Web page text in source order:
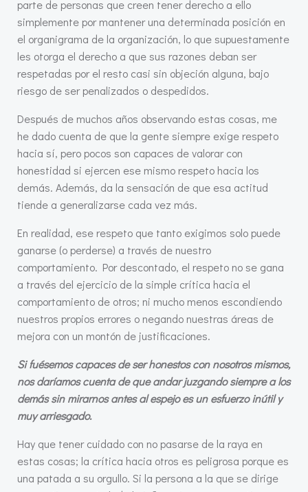
parte de personas que creen tener derecho a ello
simplemente por mantener una determinada posición en
el organigrama de la organización, lo que supuestamente
les otorga el derecho a que sus razones deban ser
respetadas por el resto casi sin objeción alguna, bajo
riesgo de ser penalizados o despedidos.
Después de muchos años observando estas cosas, me
he dado cuenta de que la gente siempre exige respeto
hacia sí, pero pocos son capaces de valorar con
honestidad si ejercen ese mismo respeto hacia los
demás. Además, da la sensación de que esa actitud
tiende a generalizarse cada vez más.
En realidad, ese respeto que tanto exigimos solo puede
ganarse (o perderse) a través de nuestro
comportamiento. Por descontado, el respeto no se gana
a través del ejercicio de la simple crítica hacia el
comportamiento de otros; ni mucho menos escondiendo
nuestros propios errores o negando nuestras áreas de
mejora con un montón de justificaciones.
Si fuésemos capaces de ser honestos con nosotros mismos,
nos daríamos cuenta de que andar juzgando siempre a los
demás sin mirarnos antes al espejo es un esfuerzo inútil y
muy arriesgado.
Hay que tener cuidado con no pasarse de la raya en
estas cosas; la crítica hacia otros es peligrosa porque es
una patada a su orgullo. Si la persona a la que se dirige